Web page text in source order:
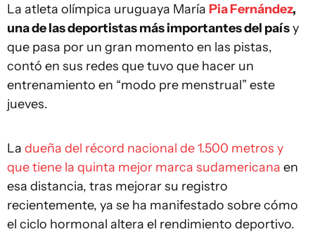
La atleta olímpica uruguaya María Pia Fernández,
una de las deportistas más importantes del paísy
que pasa por un gran momento en las pistas,
contó en sus redes que tuvo que hacer un
entrenamiento en “modo pre menstrual” este
jueves.
La dueña del récord nacional de 1.500 metros y
que tiene la quinta mejor marca sudamericana en
esa distancia, tras mejorar su registro
recientemente, ya se ha manifestado sobre cómo
el ciclo hormonal altera el rendimiento deportivo.